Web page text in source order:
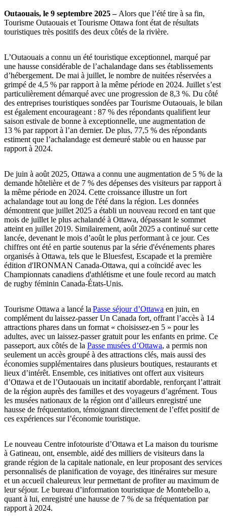
Outaouais, le 9 septembre 2025 – Alors que l’été tire à sa fin,
Tourisme Outaouais et Tourisme Ottawa font état de résultats
touristiques très positifs des deux côtés de la rivière.
L’Outaouais a connu un été touristique exceptionnel, marqué par
une hausse considérable de l’achalandage dans ses établissements
d’hébergement. De mai à juillet, le nombre de nuitées réservées a
grimpé de 4,5 % par rapport à la même période en 2024. Juillet s’est
particulièrement démarqué avec une progression de 8,3 %. Du côté
des entreprises touristiques sondées par Tourisme Outaouais, le bilan
est également encourageant : 87 % des répondants qualifient leur
saison estivale de bonne à exceptionnelle, une augmentation de
13 % par rapport à l’an dernier. De plus, 77,5 % des répondants
estiment que l’achalandage est demeuré stable ou en hausse par
rapport à 2024.
De juin à août 2025, Ottawa a connu une augmentation de 5 % de la
demande hôtelière et de 7 % des dépenses des visiteurs par rapport à
la même période en 2024. Cette croissance illustre un fort
achalandage tout au long de l'été dans la région. Les données
démontrent que juillet 2025 a établi un nouveau record en tant que
mois de juillet le plus achalandé à Ottawa, dépassant le sommet
atteint en juillet 2019. Similairement, août 2025 a continué sur cette
lancée, devenant le mois d’août le plus performant à ce jour. Ces
chiffres ont été en partie soutenus par la série d'événements phares
organisés à Ottawa, tels que le Bluesfest, Escapade et la première
édition d'IRONMAN Canada-Ottawa, qui a coïncidé avec les
Championnats canadiens d'athlétisme et une foule record au match
de rugby féminin Canada-États-Unis.
Tourisme Ottawa a lancé la Passe séjour d’Ottawa en juin, en
complément du laissez-passer Un Canada fort, offrant l’accès à 14
attractions phares dans un format « choisissez-en 5 » pour les
adultes, avec un laissez-passer gratuit pour les enfants en prime. Ce
passeport, aux côtés de la Passe musées d’Ottawa, a permis non
seulement un accès groupé à des attractions clés, mais aussi des
économies supplémentaires dans plusieurs boutiques, restaurants et
lieux d’intérêt. Ensemble, ces initiatives ont offert aux visiteurs
d’Ottawa et de l’Outaouais un incitatif abordable, renforçant l’attrait
de la région auprès des familles et des voyageurs d’agrément. Tous
les musées nationaux de la région ont d’ailleurs enregistré une
hausse de fréquentation, témoignant directement de l’effet positif de
ces expériences sur l’économie touristique.
Le nouveau Centre infotouriste d’Ottawa et La maison du tourisme
à Gatineau, ont, ensemble, aidé des milliers de visiteurs dans la
grande région de la capitale nationale, en leur proposant des services
personnalisés de planification de voyage, des itinéraires sur mesure
et un accueil chaleureux leur permettant de profiter au maximum de
leur séjour. Le bureau d’information touristique de Montebello a,
quant à lui, enregistré une hausse de 7 % de sa fréquentation par
rapport à 2024.